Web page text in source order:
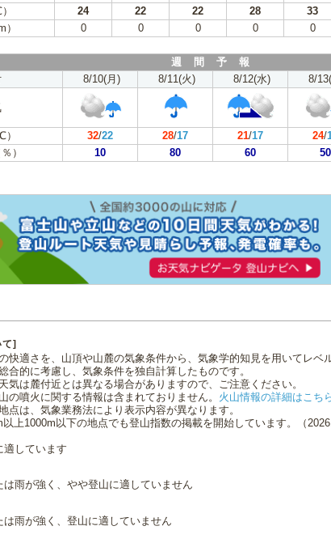
24 22 22 28 33
0 0 0 0 0
週 間 予 報
8/10(月) 8/11(火) 8/12(水) 8/
32/22 28/17 21/17 24/
）
10 80 60 50
て]
快適さを、山頂や山麓の気象条件から、気象学的知見を用いてレベ
合的に考慮し、気象条件を独自計算したものです。
気は麓付近とは異なる場合がありますので、ご注意ください。
の噴火に関する情報は含まれておりません。 火山情報の詳細はこち
点は、気象業務法により表示内容が異なります。
上1000m以下の地点でも登山指数の掲載を開始しています。（
適しています
は雨が強く、やや登山に適していません
は雨が強く、登山に適していません